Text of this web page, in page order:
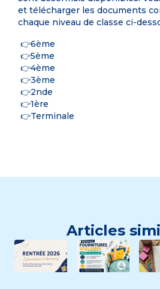
et télécharger les documents
chaque niveau de classe ci-
👉6ème
👉5ème
👉4ème
👉3ème
👉2nde
👉1ère
👉Terminale
Articles